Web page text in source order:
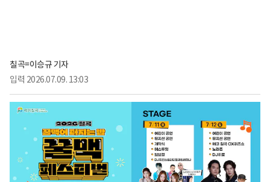
칠곡=이승규 기자
입력 2026.07.09. 13:03